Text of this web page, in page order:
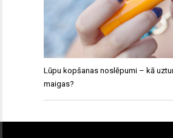
Lūpu kopšanas noslēpumi – kā
maigas?